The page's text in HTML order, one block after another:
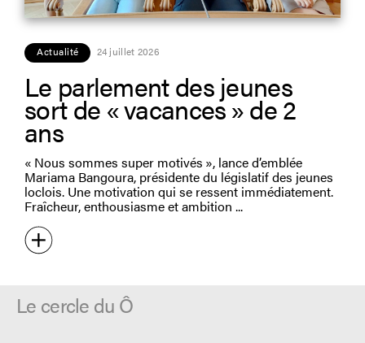
Actualité 24 juillet 2026
Le parlement des jeunes
sort de « vacances » de 2
ans
« Nous sommes super motivés », lance d’emblée
Mariama Bangoura, présidente du législatif des jeunes
loclois. Une motivation qui se ressent immédiatement.
Fraîcheur, enthousiasme et ambition
Le cercle du Ô